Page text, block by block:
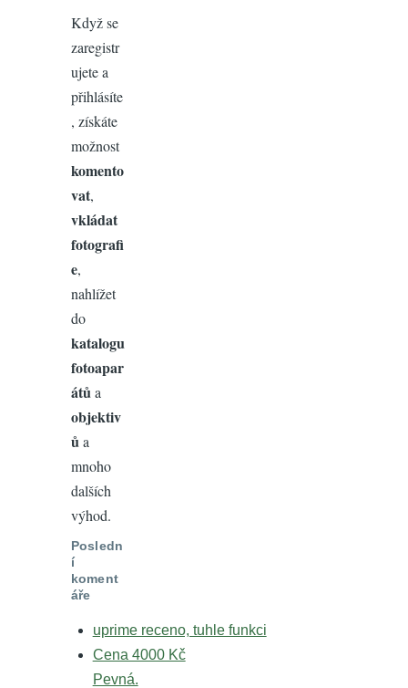
Když se
zaregistr
ujete a
přihlásíte
, získáte
možnost
komento
vat,
vkládat
fotografi
e,
nahlížet
do
katalogu
fotoapar
átů a
objektiv
ů a
mnoho
dalších
výhod.
Posledn
í
koment
áře
uprime receno, tuhle funkci
Cena 4000 Kč
Pevná.